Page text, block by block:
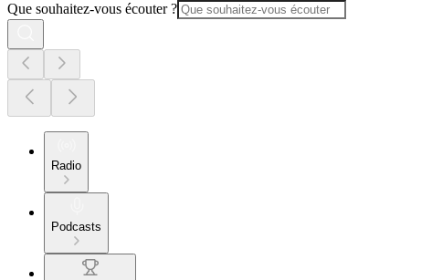
Que souhaitez-vous écouter ?
Radio
Podcasts